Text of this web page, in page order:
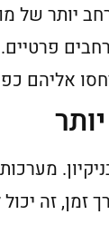
יותר של
אליהם
זמן, זה